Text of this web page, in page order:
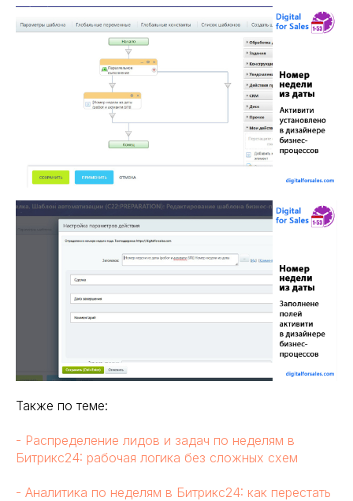
Также по теме:
- Распределение лидов и задач по неделям в
Битрикс24: рабочая логика без сложных схем
- Аналитика по неделям в Битрикс24: как перестать